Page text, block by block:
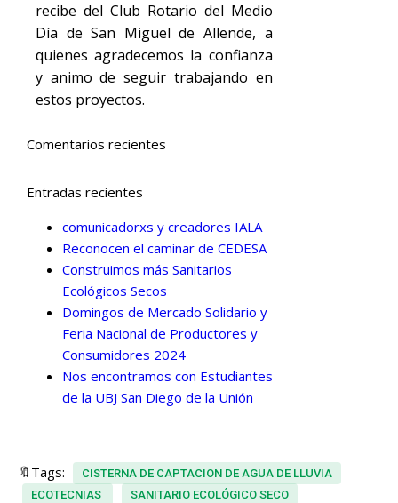
recibe del Club Rotario del Medio
Día de San Miguel de Allende, a
quienes agradecemos la confianza
y animo de seguir trabajando en
estos proyectos.
Comentarios recientes
Entradas recientes
comunicadorxs y creadores IALA
Reconocen el caminar de CEDESA
Construimos más Sanitarios
Ecológicos Secos
Domingos de Mercado Solidario y
Feria Nacional de Productores y
Consumidores 2024
Nos encontramos con Estudiantes
de la UBJ San Diego de la Unión
🔖Tags:
CISTERNA DE CAPTACION DE AGUA DE LLUVIA
ECOTECNIAS
SANITARIO ECOLÓGICO SECO